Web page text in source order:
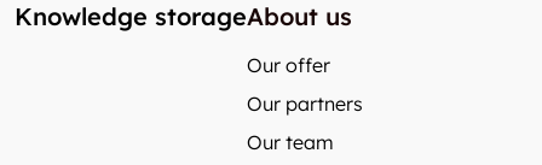
Knowledge storageAbout us
Our offer
Our partners
Our team